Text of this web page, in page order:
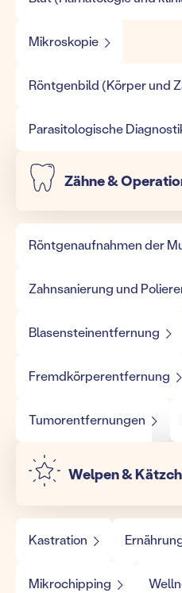
Mikroskopie
Röntgenbild (Körper und
Parasitologische
Zähne &
Röntgenaufnahmen der
Zahnsanierung und
Blasensteinentfernung
Fremdkörperentfernung
Tumorentfernungen
Welpen &
Kastration
Mikrochipping